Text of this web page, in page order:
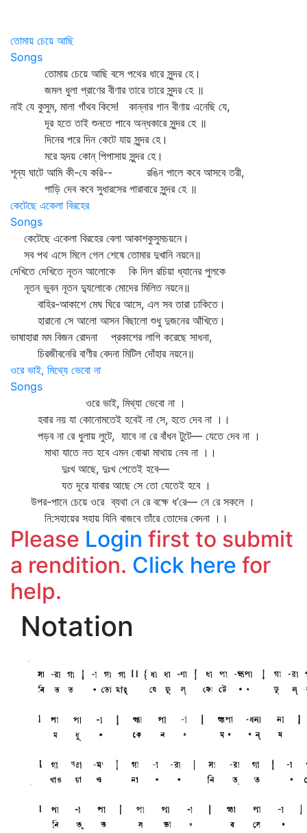
তোমায় চেয়ে আছি
Songs
তোমায় চেয়ে আছি বসে পথের ধারে সুন্দর হে।
জমল ধুলা প্রাণের বীণার তারে তারে সুন্দর হে ॥
নাই যে কুসুম, মালা গাঁথব কিসে! কান্নার গান বীণায় এনেছি যে,
দূর হতে তাই শুনতে পাবে অন্ধকারে সুন্দর হে ॥
দিনের পরে দিন কেটে যায় সুন্দর হে।
মরে হৃদয় কোন্‌ পিপাসায় সুন্দর হে।
শূন্য ঘাটে আমি কী-যে করি-- রঙিন পালে কবে আসবে তরী,
পাড়ি দেব কবে সুধারসের পারাবারে সুন্দর হে ॥
কেটেছে একেলা বিরহের
Songs
কেটেছে একেলা বিরহের বেলা আকাশকুসুমচয়নে।
সব পথ এসে মিলে গেল শেষে তোমার দুখানি নয়নে॥
দেখিতে দেখিতে নূতন আলোকে কি দিল রচিয়া ধ্যানের পুলকে
নূতন ভুবন নূতন দ্যুলোকে মোদের মিলিত নয়নে॥
বাহির-আকাশে মেঘ ঘিরে আসে, এল সব তারা ঢাকিতে।
হারানো সে আলো আসন বিছালো শুধু দুজনের আঁখিতে।
ভাষাহারা মম বিজন রোদনা প্রকাশের লাগি করেছে সাধনা,
চিরজীবনেরি বাণীর বেদনা মিটিল দোঁহার নয়নে॥
ওরে ভাই, মিথ্যে ভেবো না
Songs
ওরে ভাই, মিথ্যা ভেবো না ।
হবার নয় যা কোনোমতেই হবেই না সে, হতে দেব না ।।
পড়ব না রে ধুলায় লুটে, যাবে না রে বাঁধন টুটে— যেতে দেব না ।
মাথা যাতে নত হবে এমন বোঝা মাথায় নেব না ।।
দুঃখ আছে, দুঃখ পেতেই হবে—
যত দূরে যাবার আছে সে তো যেতেই হবে ।
উপর-পানে চেয়ে ওরে ব্যথা নে রে বক্ষে ধ’রে— নে রে সকলে ।
নি:সহায়ের সহায় যিনি বাজবে তাঁরে তোদের বেদনা ।।
Please Login first to submit
a rendition. Click here for
help.
Notation